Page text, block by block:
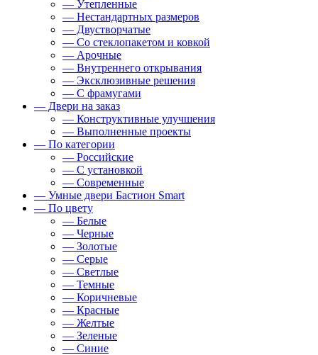
— Утепленные
— Нестандартных размеров
— Двустворчатые
— Со стеклопакетом и ковкой
— Арочные
— Внутреннего открывания
— Эксклюзивные решения
— С фрамугами
— Двери на заказ
— Конструктивные улучшения
— Выполненные проекты
— По категории
— Российские
— С установкой
— Современные
— Умные двери Бастион Smart
— По цвету
— Белые
— Черные
— Золотые
— Серые
— Светлые
— Темные
— Коричневые
— Красные
— Желтые
— Зеленые
— Синие